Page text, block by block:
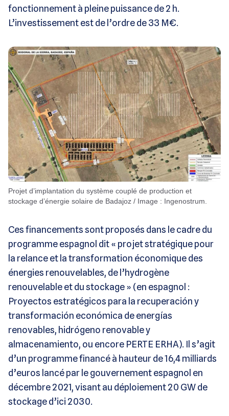
fonctionnement à pleine puissance de 2 h.
L’investissement est de l’ordre de 33 M€.
Projet d’implantation du système couplé de production et
stockage d’énergie solaire de Badajoz / Image : Ingenostrum.
Ces financements sont proposés dans le cadre du
programme espagnol dit « projet stratégique pour
la relance et la transformation économique des
énergies renouvelables, de l’hydrogène
renouvelable et du stockage » (en espagnol :
Proyectos estratégicos para la recuperación y
transformación económica de energías
renovables, hidrógeno renovable y
almacenamiento, ou encore PERTE ERHA). Il s’agit
d’un programme financé à hauteur de 16,4 milliards
d’euros lancé par le gouvernement espagnol en
décembre 2021, visant au déploiement 20 GW de
stockage d’ici 2030.